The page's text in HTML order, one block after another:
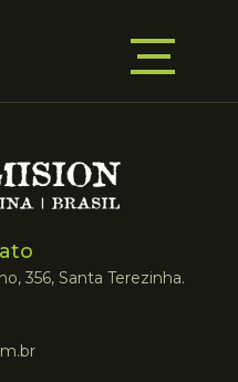
356, Santa Terezinha.